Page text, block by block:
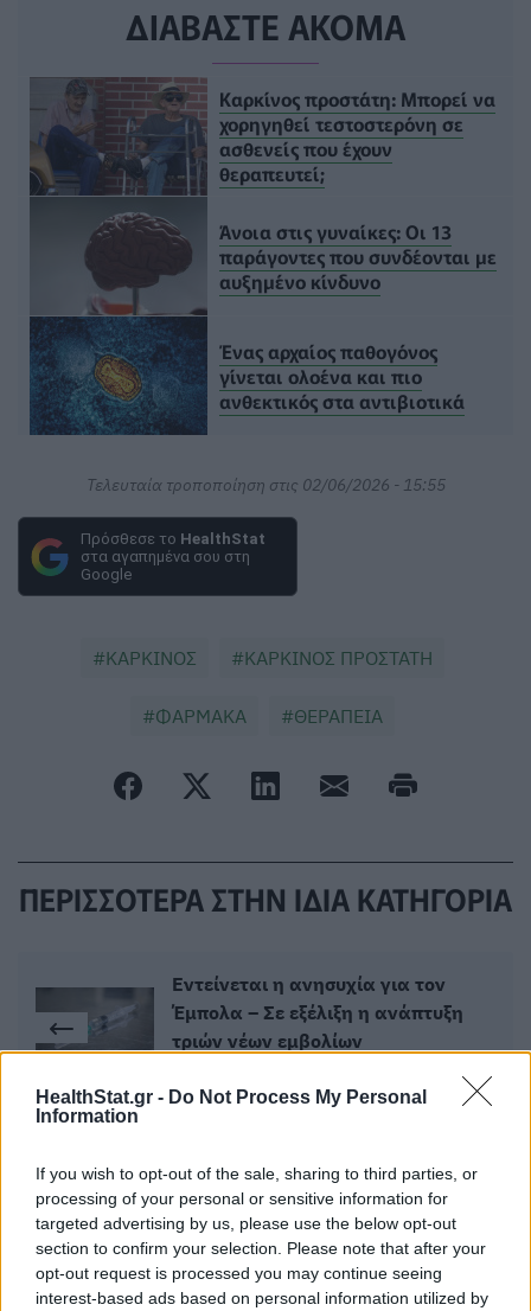
HealthStat.gr - Do Not Process My Personal
Information
If you wish to opt-out of the sale, sharing to third parties, or
processing of your personal or sensitive information for
targeted advertising by us, please use the below opt-out
section to confirm your selection. Please note that after your
opt-out request is processed you may continue seeing
interest-based ads based on personal information utilized by
ΔΙΑΒΑΣΤΕ ΑΚΟΜΑ
Καρκίνος προστάτη: Μπορεί να
χορηγηθεί τεστοστερόνη σε
ασθενείς που έχουν
θεραπευτεί;
Άνοια στις γυναίκες: Οι 13
παράγοντες που συνδέονται με
αυξημένο κίνδυνο
Ένας αρχαίος παθογόνος
γίνεται ολοένα και πιο
ανθεκτικός στα αντιβιοτικά
Τελευταία τροποποίηση στις 02/06/2026 - 15:55
Πρόσθεσε το HealthStat
στα αγαπημένα σου στη
Google
ΚΑΡΚΙΝΟΣ ΚΑΡΚΙΝΟΣ ΠΡΟΣΤΑΤΗ
ΦΑΡΜΑΚΑ ΘΕΡΑΠΕΙΑ
ΠΕΡΙΣΣΟΤΕΡΑ ΣΤΗΝ ΙΔΙΑ ΚΑΤΗΓΟΡΙΑ
Εντείνεται η ανησυχία για τον
Έμπολα – Σε εξέλιξη η ανάπτυξη
τριών νέων εμβολίων
Επανάσταση στην Ογκολογία η
πρόσφατη μελέτη για τη θεραπεία
της νόσου
04 Ιουνίου 2026